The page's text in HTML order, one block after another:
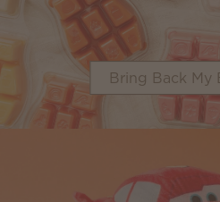
Bring Back My